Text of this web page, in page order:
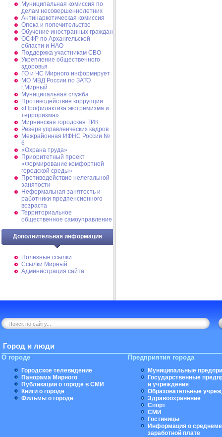
Муниципальная комиссия по
делам несовершеннолетних
Антинаркотическая комиссия
Опека и попечительство
Обучение иностранных граждан
ОСФР по Архангельской
области и НАО
Поддержка участникам СВО
Укрепление общественного
здоровья
ГО и ЧС Мирного информирует
МО МВД России по ЗАТО
г.Мирный
Муниципальная cлужба
Противодействие коррупции
«Профилактика экстремизма и
терроризма»
Мирнинская городская ТИК
Резерв управленческих кадров
Межрайонная ИФНС России №
6
«Охрана труда»
Приоритетный проект
«Формирование комфортной
городской среды»
Противодействие нелегальной
занятости
Неформальная занятость и
работники предпенсионного
возраста
Территориальное
общественное самоуправление
Дополнительная информация
Полезные ссылки
Ссылки Мирный
Администрация сайта
Город и люди
О городе
Городское телевидение
Панорама Мирного
Публикации о городе в СМИ
Книги о городе
Фильмы о городе
Предприятия города
Муниципальные
Государственные
и учреждения
Образовательные
Здравоохранение
Спорт
СМИ
Гостиницы
Информация о
заработной плате